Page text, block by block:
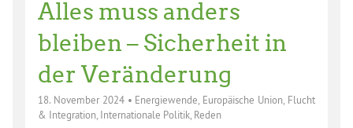
Alles muss anders
bleiben – Sicherheit in
der Veränderung
18. November 2024• Energiewende Europäische Union Flucht
& Integration Internationale Politik Reden